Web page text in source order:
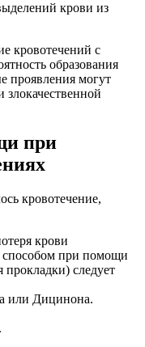
крови из
кровотечений с
образования
проявления могут
злокачественной
при
кровотечение,
крови
при помощи
прокладки) следует
или Дицинона.